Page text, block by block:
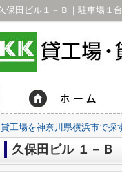
貸工場を神奈川県横浜市で探
久保田ビル １－Ｂ